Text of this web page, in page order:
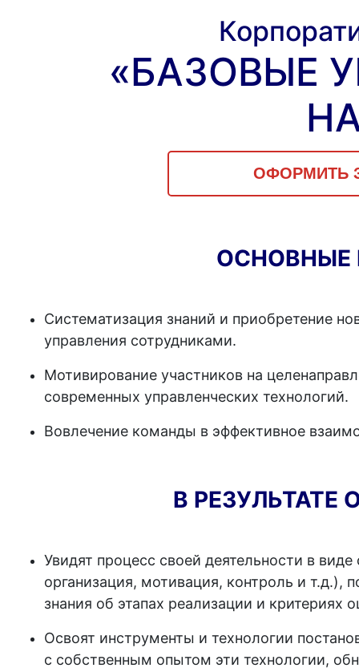
«БАЗОВЫЕ
ОФОРМИТЬ
ОСНОВНЫЕ
Систематизация знаний и приобретение
управления сотрудниками.
Мотивирование участников на
современных управленческих технологий.
Вовлечение команды в эффективное
В РЕЗУЛЬТАТЕ
Увидят процесс своей деятельности в
организация, мотивация, контроль и т.д.),
знания об этапах реализации и
Освоят инструменты и технологии
с собственным опытом эти технологии,